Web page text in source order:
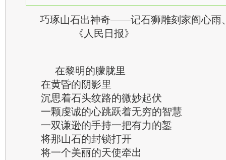
巧琢山石出神奇——记石狮雕刻家阎心雨
《人民日报》
在黎明的朦胧里
在黄昏的阴影里
沉思着石头纹路的微妙起伏
一颗虔诚的心跳跃着无穷的智慧
一双谦逊的手持一把有力的錾
将那山石的封锁打开
将一个美丽的天使牵出